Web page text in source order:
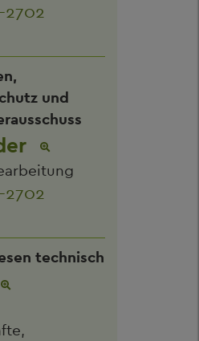
2702
und
2702
technisch